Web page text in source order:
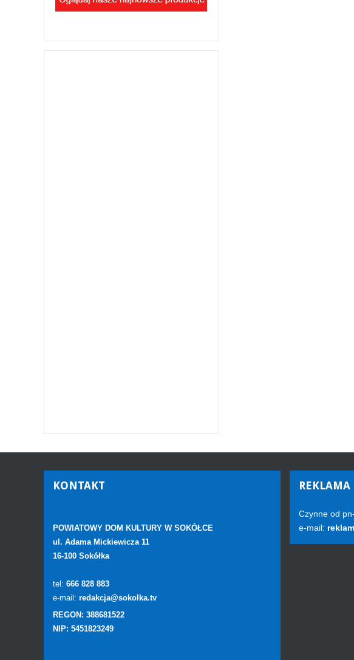
KONTAKT
POWIATOWY DOM KULTURY W SOKÓŁCE
ul. Adama Mickiewicza 11
16-100 Sokółka
tel: 666 828 883
e-mail: redakcja@sokolka.tv
REGON: 388681522
NIP: 5451823249
REKLAMA
Czynne od
e-mail: